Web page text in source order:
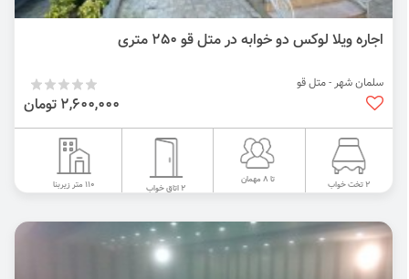
اجاره ویلا لوکس دو خوابه در متل قو 250 متری
سلمان شهر - متل قو
2,600,000 تومان
2 تخت خواب تا 8 مهمان
2 اتاق خواب 110 متر زیربنا